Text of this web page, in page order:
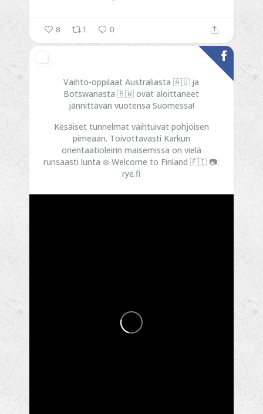
8 1 0
Vaihto-oppilaat Australiasta 🇦🇺 ja
Botswanasta 🇧🇼 ovat aloittaneet
jännittävän vuotensa Suomessa!
Kesäiset tunnelmat vaihtuivat pohjoisen
pimeään. Toivottavasti Karkun
orientaatioleirin maisemissa on vielä
runsaasti lunta ❄️Welcome to Finland 🇫🇮 📷:
rye.fi